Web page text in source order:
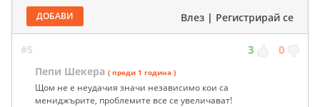
ДОБАВИ Влез | Регистрирай се
#5 3 0
Пепи Шекера ( преди 1 година )
Щом не е неудачия значи независимо кои са
мениджърите, проблемите все се увеличават!